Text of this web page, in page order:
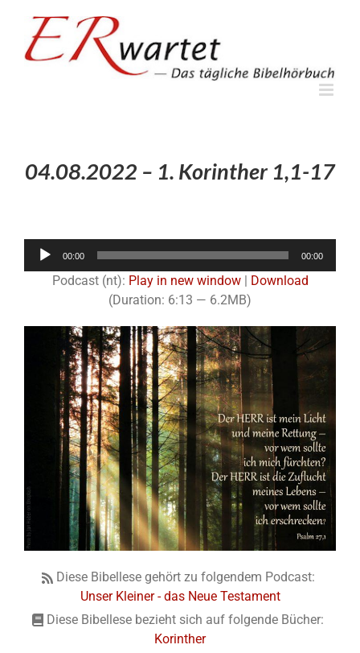
springen
04.08.2022 – 1. Korinther 1,1-17
00:00 00:00
Podcast (nt): Play in new window| Download
(Duration: 6:13 — 6.2MB)
Diese Bibellese gehört zu folgendem Podcast:
Unser Kleiner - das Neue Testament
Diese Bibellese bezieht sich auf folgende Bücher:
Korinther